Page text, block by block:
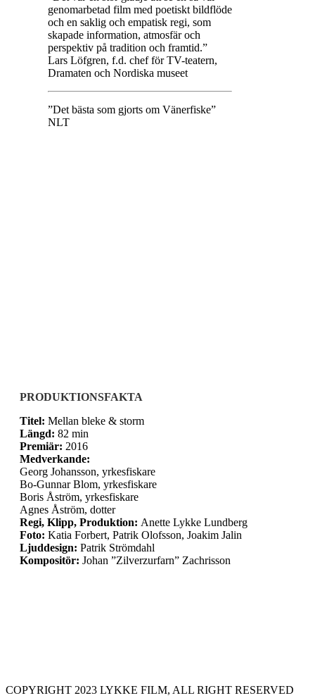
genomarbetad film med poetiskt bildflöde
och en saklig och empatisk regi, som
skapade information, atmosfär och
perspektiv på tradition och framtid.”
Lars Löfgren, f.d. chef för TV-teatern,
Dramaten och Nordiska museet
”Det bästa som gjorts om Vänerfiske”
NLT
PRODUKTIONSFAKTA
Titel: Mellan bleke & storm
Längd: 82 min
Premiär: 2016
Medverkande:
Georg Johansson, yrkesfiskare
Bo-Gunnar Blom, yrkesfiskare
Boris Åström, yrkesfiskare
Agnes Åström, dotter
Regi, Klipp, Produktion: Anette Lykke Lundberg
Foto: Katia Forbert, Patrik Olofsson, Joakim Jalin
Ljuddesign: Patrik Strömdahl
Kompositör: Johan ”Zilverzurfarn” Zachrisson
COPYRIGHT 2023 LYKKE FILM, ALL RIGHT RESERVED